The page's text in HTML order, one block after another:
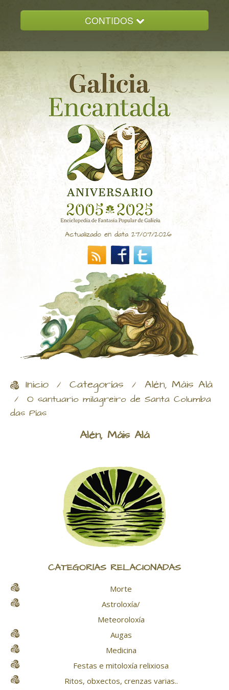
CONTIDOS
GALICIA ENCANTADA
DOCUMENTACION
NOVAS
CONTACTO
Actualizado en data 27/07/2026
Inicio / Categorías / Alén, Máis Alá
/ O santuario milagreiro de Santa Columba
das Pías
Alén, Máis Alá
CATEGORÍAS RELACIONADAS
Morte
Astroloxía/
Meteoroloxía
Augas
Medicina
Festas e mitoloxía relixiosa
Ritos, obxectos, crenzas varias..